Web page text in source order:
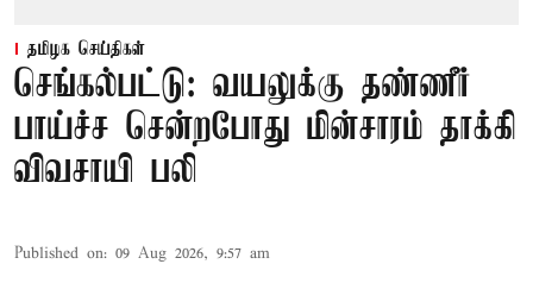
தமிழக செய்திகள்
செங்கல்பட்டு: வயலுக்கு தண்ணீர்
பாய்ச்ச சென்றபோது மின்சாரம் தாக்கி
விவசாயி பலி
Published on: 09 Aug 2026, 9:57 am